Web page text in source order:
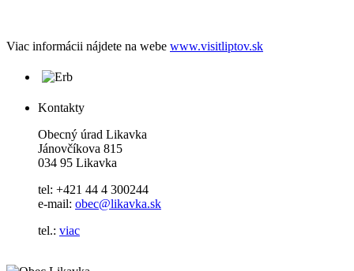
Viac informácii nájdete na webe www.visitliptov.sk
Kontakty
Obecný úrad Likavka
Jánovčíkova 815
034 95 Likavka
tel: +421 44 4 300244
e-mail: obec@likavka.sk
tel.: viac